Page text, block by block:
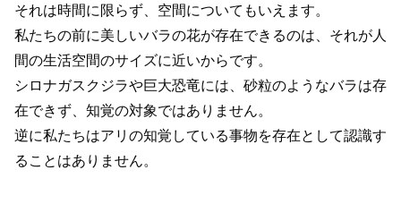
それは時間に限らず、空間についてもいえます。
私たちの前に美しいバラの花が存在できるのは、それが人
間の生活空間のサイズに近いからです。
シロナガスクジラや巨大恐竜には、砂粒のようなバラは存
在できず、知覚の対象ではありません。
逆に私たちはアリの知覚している事物を存在として認識す
ることはありません。